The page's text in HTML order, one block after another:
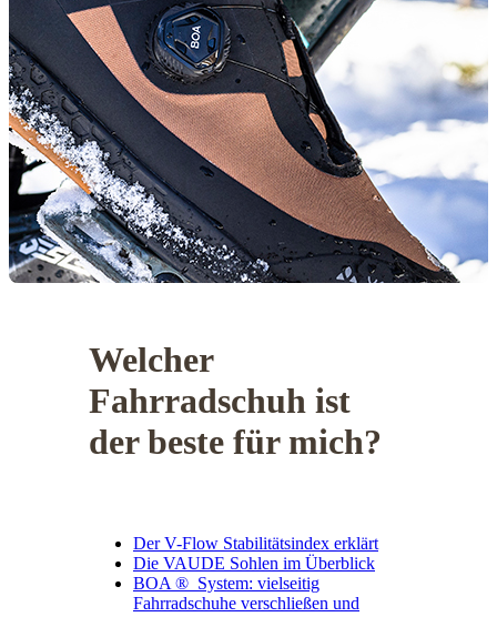
Welcher
Fahrradschuh ist
der beste für mich?
Der V-Flow Stabilitätsindex erklärt
Die VAUDE Sohlen im Überblick
BOA ® System: vielseitig
Fahrradschuhe verschließen und